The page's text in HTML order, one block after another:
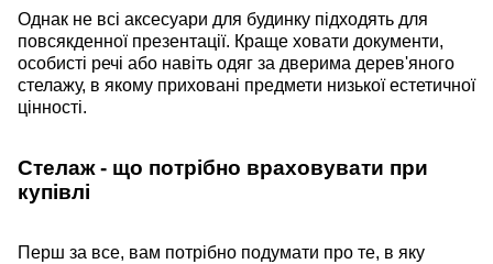
Однак не всі аксесуари для будинку підходять для
повсякденної презентації. Краще ховати документи,
особисті речі або навіть одяг за дверима дерев'яного
стелажу, в якому приховані предмети низької естетичної
цінності.
Стелаж - що потрібно враховувати при
купівлі
Перш за все, вам потрібно подумати про те, в яку